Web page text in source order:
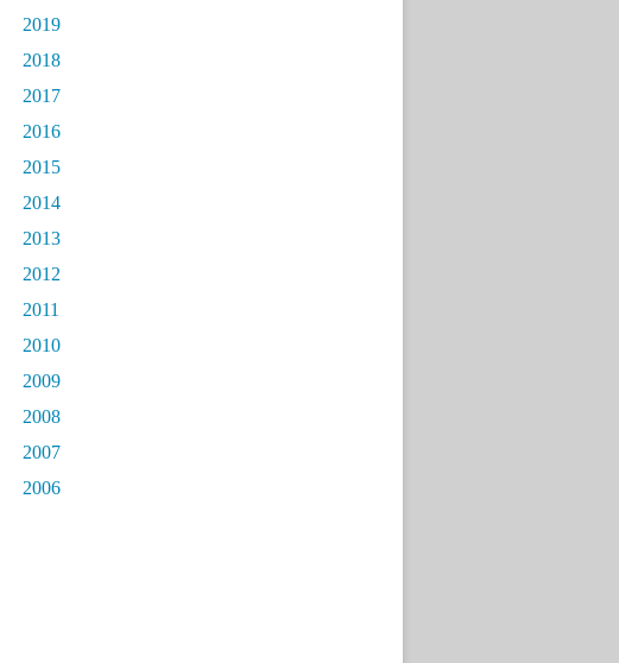
2019
2018
2017
2016
2015
2014
2013
2012
2011
2010
2009
2008
2007
2006